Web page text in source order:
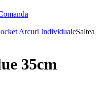
Arcuri IndividualeSaltea
35cm